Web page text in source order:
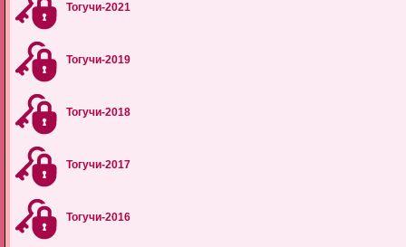
Тогучи-2021
Тогучи-2019
Тогучи-2018
Тогучи-2017
Тогучи-2016